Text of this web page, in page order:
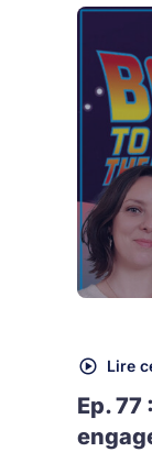
Lire
Ep.